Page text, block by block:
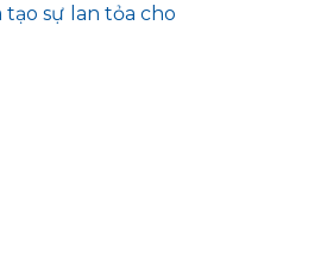
sự lan tỏa cho